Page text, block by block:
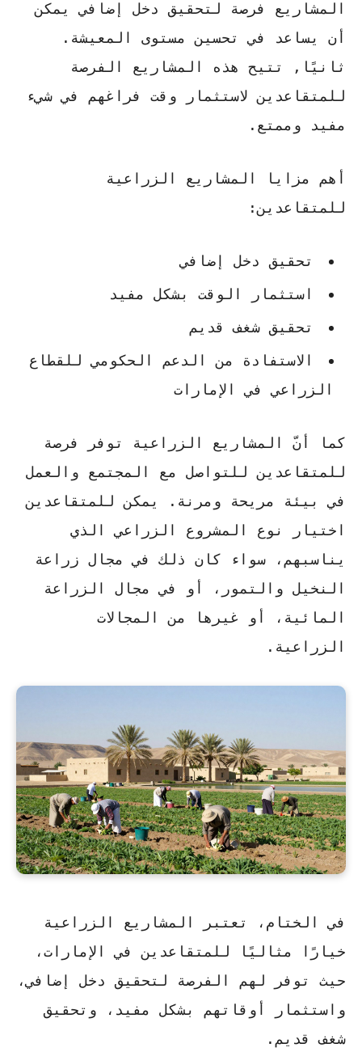
المشاريع فرصة لتحقيق دخل إضافي يمكن
أن يساعد في تحسين مستوى المعيشة.
ثانيًا, تتيح هذه المشاريع الفرصة
للمتقاعدين لاستثمار وقت فراغهم في شيء
مفيد وممتع.
أهم مزايا المشاريع الزراعية
للمتقاعدين:
تحقيق دخل إضافي
استثمار الوقت بشكل مفيد
تحقيق شغف قديم
الاستفادة من الدعم الحكومي للقطاع
الزراعي في الإمارات
كما أنّ المشاريع الزراعية توفر فرصة
للمتقاعدين للتواصل مع المجتمع والعمل
في بيئة مريحة ومرنة. يمكن للمتقاعدين
اختيار نوع المشروع الزراعي الذي
يناسبهم، سواء كان ذلك في مجال زراعة
النخيل والتمور، أو في مجال الزراعة
المائية، أو غيرها من المجالات
الزراعية.
في الختام، تعتبر المشاريع الزراعية
خيارًا مثاليًا للمتقاعدين في الإمارات،
حيث توفر لهم الفرصة لتحقيق دخل إضافي،
واستثمار أوقاتهم بشكل مفيد، وتحقيق
شغف قديم.